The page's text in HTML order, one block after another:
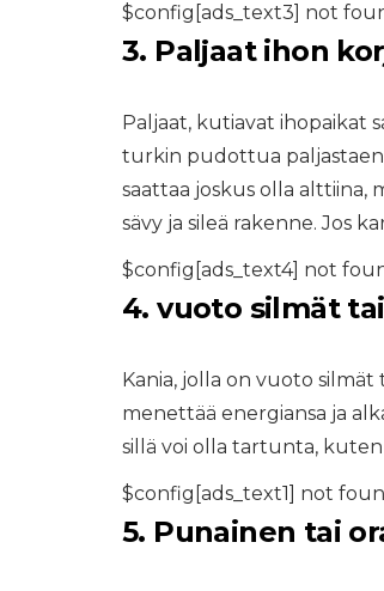
$config[ads_text3] not
3. Paljaat ihon
Paljaat, kutiavat ihopaikat
turkin pudottua paljastaen
saattaa joskus olla alttiina,
sävy ja sileä rakenne. Jos
$config[ads_text4] not
4. vuoto silmät
Kania, jolla on vuoto
menettää energiansa ja
sillä voi olla tartunta,
$config[ads_text1] not
5. Punainen tai